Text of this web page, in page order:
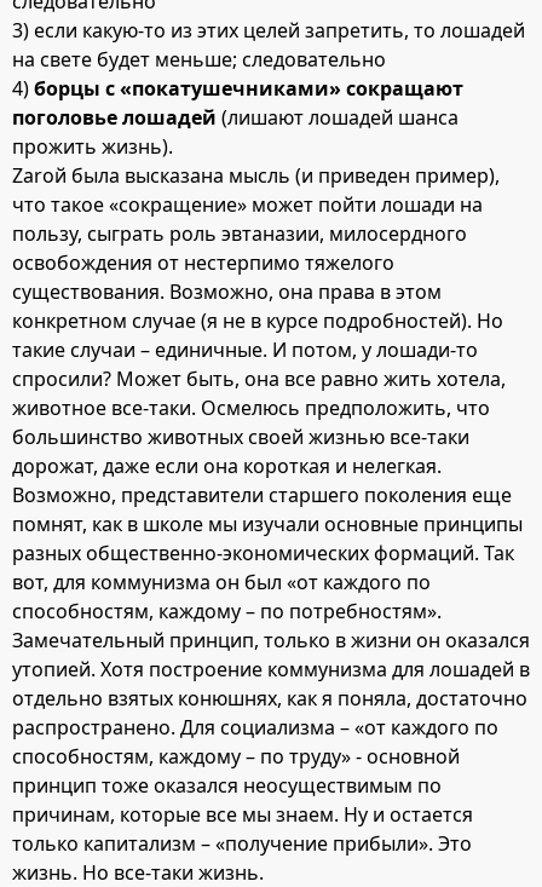
3) если какую-то из этих целей запретить, то лошадей
на свете будет меньше; следовательно
4)борцы с «покатушечниками» сокращают
поголовье лошадей (лишают лошадей шанса
прожить жизнь).
Zaroй была высказана мысль (и приведен пример),
что такое «сокращение» может пойти лошади на
пользу, сыграть роль эвтаназии, милосердного
освобождения от нестерпимо тяжелого
существования. Возможно, она права в этом
конкретном случае (я не в курсе подробностей). Но
такие случаи – единичные. И потом, у лошади-то
спросили? Может быть, она все равно жить хотела,
животное все-таки. Осмелюсь предположить, что
большинство животных своей жизнью все-таки
дорожат, даже если она короткая и нелегкая.
Возможно, представители старшего поколения еще
помнят, как в школе мы изучали основные принципы
разных общественно-экономических формаций. Так
вот, для коммунизма он был «от каждого по
способностям, каждому – по потребностям».
Замечательный принцип, только в жизни он оказался
утопией. Хотя построение коммунизма для лошадей в
отдельно взятых конюшнях, как я поняла, достаточно
распространено. Для социализма – «от каждого по
способностям, каждому – по труду» - основной
принцип тоже оказался неосуществимым по
причинам, которые все мы знаем. Ну и остается
только капитализм – «получение прибыли». Это
жизнь. Но все-таки жизнь.